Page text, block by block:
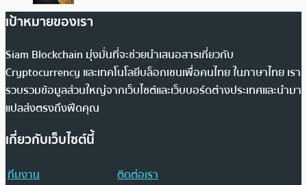
เป้าหมายของเรา
Siam Blockchain มุ่งมั่นที่จะช่วยนำเสนอสารเกี่ยวกับ
Cryptocurrency และเทคโนโลยีบล็อกเชนเพื่อคนไทย ในภาษาไทย เรา
รวบรวมข้อมูลส่วนใหญ่จากเว็บไซต์และเว็บบอร์ดต่างประเทศและนำมา
แปลส่งตรงถึงฟีดคุณ
เกี่ยวกับเว็บไซต์นี้
ทีมงาน
ติดต่อเรา